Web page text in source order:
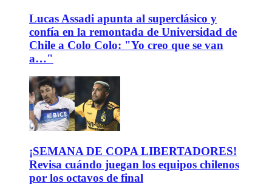
Lucas Assadi apunta al superclásico y
confía en la remontada de Universidad de
Chile a Colo Colo: "Yo creo que se van
a…"
¡SEMANA DE COPA LIBERTADORES!
Revisa cuándo juegan los equipos chilenos
por los octavos de final